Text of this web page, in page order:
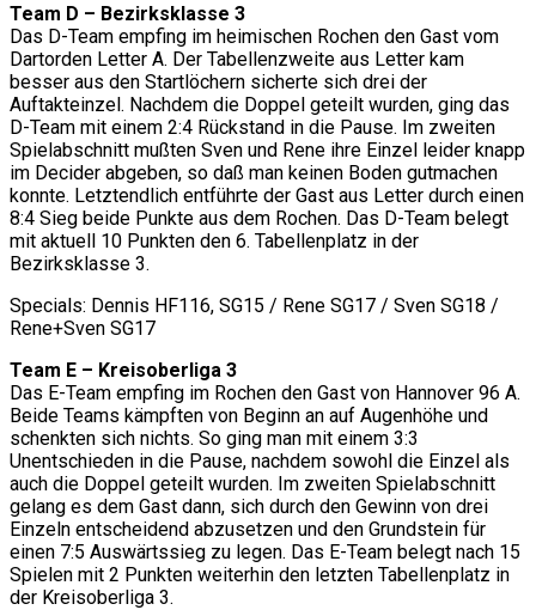
Team D – Bezirksklasse 3
Das D-Team empfing im heimischen Rochen den Gast vom
Dartorden Letter A. Der Tabellenzweite aus Letter kam
besser aus den Startlöchern sicherte sich drei der
Auftakteinzel. Nachdem die Doppel geteilt wurden, ging das
D-Team mit einem 2:4 Rückstand in die Pause. Im zweiten
Spielabschnitt mußten Sven und Rene ihre Einzel leider knapp
im Decider abgeben, so daß man keinen Boden gutmachen
konnte. Letztendlich entführte der Gast aus Letter durch einen
8:4 Sieg beide Punkte aus dem Rochen. Das D-Team belegt
mit aktuell 10 Punkten den 6. Tabellenplatz in der
Bezirksklasse 3.
Specials: Dennis HF116, SG15 / Rene SG17 / Sven SG18 /
Rene+Sven SG17
Team E – Kreisoberliga 3
Das E-Team empfing im Rochen den Gast von Hannover 96 A.
Beide Teams kämpften von Beginn an auf Augenhöhe und
schenkten sich nichts. So ging man mit einem 3:3
Unentschieden in die Pause, nachdem sowohl die Einzel als
auch die Doppel geteilt wurden. Im zweiten Spielabschnitt
gelang es dem Gast dann, sich durch den Gewinn von drei
Einzeln entscheidend abzusetzen und den Grundstein für
einen 7:5 Auswärtssieg zu legen. Das E-Team belegt nach 15
Spielen mit 2 Punkten weiterhin den letzten Tabellenplatz in
der Kreisoberliga 3.